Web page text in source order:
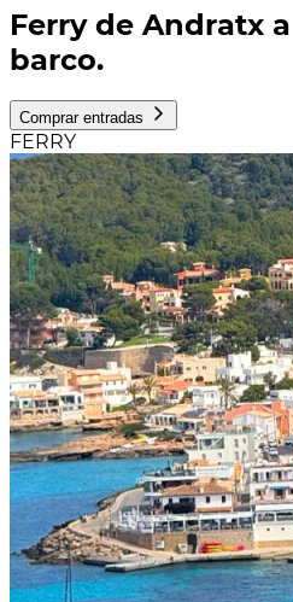
Ferry de Andratx
barco.
Comprar entradas
FERRY